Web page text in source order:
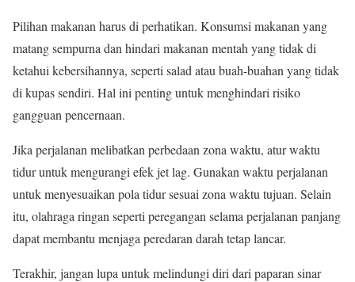
Pilihan makanan harus di perhatikan. Konsumsi makanan yang
matang sempurna dan hindari makanan mentah yang tidak di
ketahui kebersihannya, seperti salad atau buah-buahan yang tidak
di kupas sendiri. Hal ini penting untuk menghindari risiko
gangguan pencernaan.
Jika perjalanan melibatkan perbedaan zona waktu, atur waktu
tidur untuk mengurangi efek jet lag. Gunakan waktu perjalanan
untuk menyesuaikan pola tidur sesuai zona waktu tujuan. Selain
itu, olahraga ringan seperti peregangan selama perjalanan panjang
dapat membantu menjaga peredaran darah tetap lancar.
Terakhir, jangan lupa untuk melindungi diri dari paparan sinar